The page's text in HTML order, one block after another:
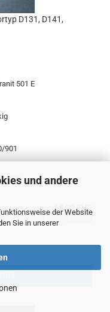
und andere
der Website
Sie in unserer
D131, D141,
501 E
901
69,90 EUR
inkl. 19% MwSt. zzgl.